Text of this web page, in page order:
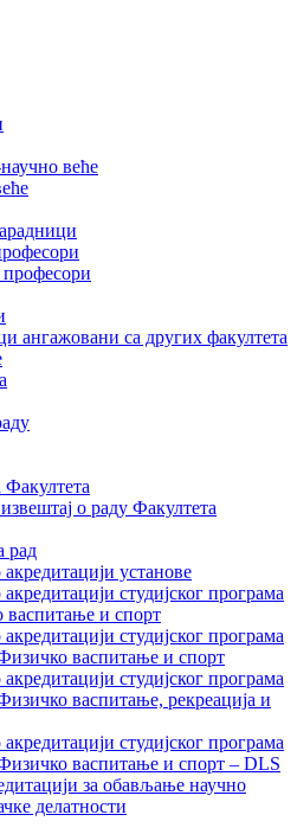
веће
ангажовани са других факултета
о раду Факултета
рад
установе
студијског програма
васпитање и спорт
студијског програма
васпитање и спорт
студијског програма
васпитање, рекреација и
студијског програма
васпитање и спорт – DLS
за обављање научно
делатности